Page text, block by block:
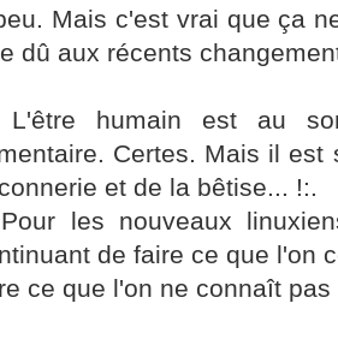
Mais c'est vrai que ça
dû aux récents
L'être humain est au
Certes. Mais il est
et de la bêtise... !:.
les nouveaux
de faire ce que l'on
ce que l'on ne connaît pas